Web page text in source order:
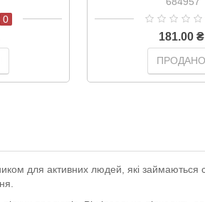
0
181.00
для активних людей, які займаються